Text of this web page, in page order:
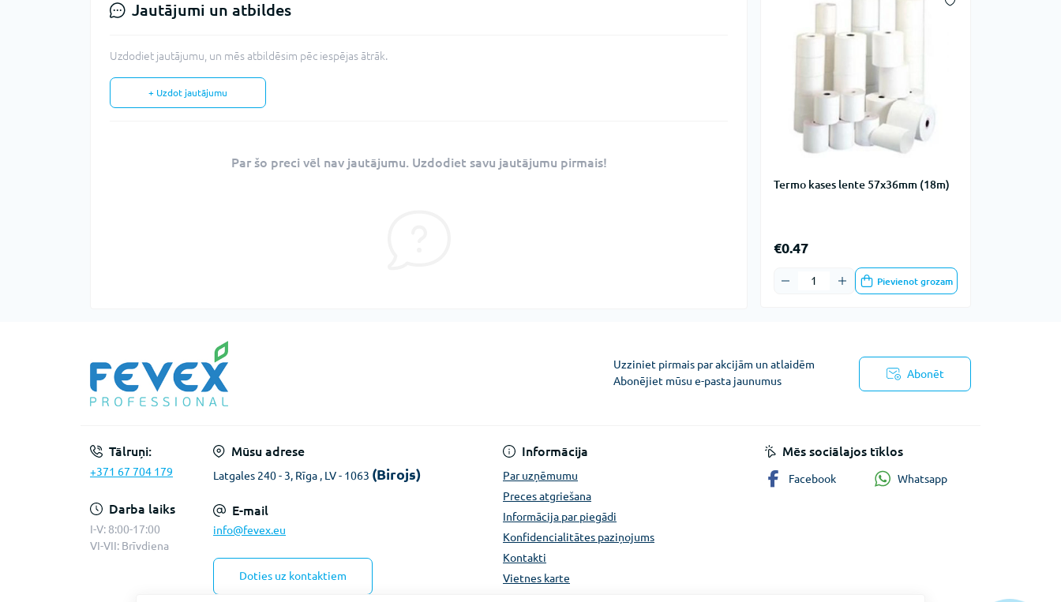
Termo kases lente 57x36mm (18m)
€0.47
Pievienot grozam
Jautājumi un atbildes
Uzdodiet jautājumu, un mēs atbildēsim pēc iespējas ātrāk.
+ Uzdot jautājumu
Par šo preci vēl nav jautājumu. Uzdodiet savu jautājumu pirmais!
Uzziniet pirmais par akcijām un atlaidēm
Abonējiet mūsu e-pasta jaunumus
Abonēt
Tālruņi:
+371 67 704 179
Darba laiks
I-V: 8:00-17:00
VI-VII: Brīvdiena
Mūsu adrese
Latgales 240 - 3, Rīga , LV - 1063 (Birojs)
E-mail
info@fevex.eu
Doties uz kontaktiem
Informācija
Par uzņēmumu
Preces atgriešana
Informācija par piegādi
Konfidencialitātes paziņojums
Kontakti
Vietnes karte
Mēs sociālajos tīklos
Facebook Whatsapp